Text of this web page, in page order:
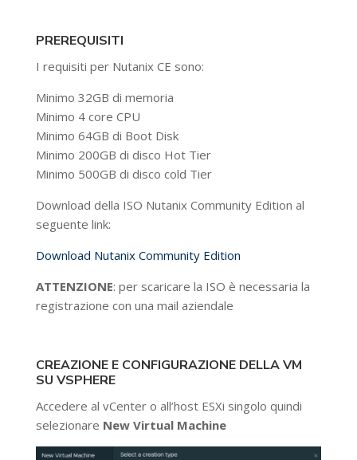
PREREQUISITI
I requisiti per Nutanix CE sono:
Minimo 32GB di memoria
Minimo 4 core CPU
Minimo 64GB di Boot Disk
Minimo 200GB di disco Hot Tier
Minimo 500GB di disco cold Tier
Download della ISO Nutanix Community Edition al
seguente link:
Download Nutanix Community Edition
ATTENZIONE: per scaricare la ISO è necessaria la
registrazione con una mail aziendale
CREAZIONE E CONFIGURAZIONE DELLA VM
SU VSPHERE
Accedere al vCenter o all’host ESXi singolo quindi
selezionare New Virtual Machine